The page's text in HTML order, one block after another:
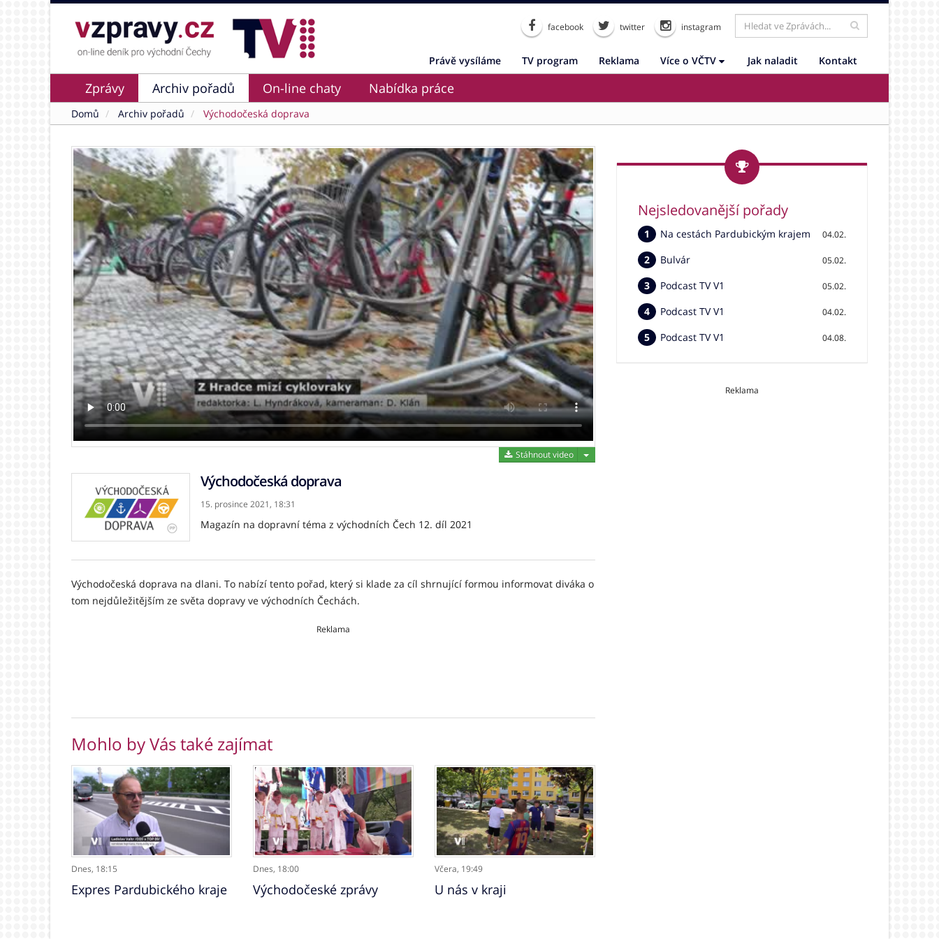
facebook twitter instagram
Právě vysíláme TV program Reklama Více o VČTV Jak naladit Kontakt
Zprávy Archiv pořadů On-line chaty Nabídka práce
Domů Archiv pořadů Východočeská doprava
Stáhnout video Stáhnout video
Východočeská doprava
15. prosince 2021, 18:31
Magazín na dopravní téma z východních Čech 12. díl 2021
Východočeská doprava na dlani. To nabízí tento pořad, který si klade za cíl shrnující formou informovat diváka o
tom nejdůležitějším ze světa dopravy ve východních Čechách.
Reklama
Mohlo by Vás také zajímat
Dnes, 18:15
Expres Pardubického kraje
Dnes, 18:00
Východočeské zprávy
Včera, 19:49
U nás v kraji
Nejsledovanější pořady
Na cestách Pardubickým krajem 04.02.
Bulvár 05.02.
Podcast TV V1 05.02.
Podcast TV V1 04.02.
Podcast TV V1 04.08.
Reklama